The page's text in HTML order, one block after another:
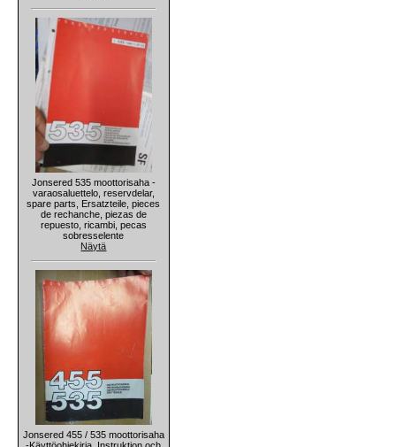
Jonsered 535 moottorisaha -
varaosaluettelo, reservdelar,
spare parts, Ersatzteile, pieces
de rechanche, piezas de
repuesto, ricambi, pecas
sobresselente
Näytä
Jonsered 455 / 535 moottorisaha